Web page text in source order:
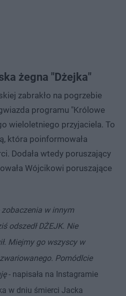
żegna "Dżejka"
zabrakło na pogrzebie
programu "Królowe
wieloletniego przyjaciela. To
która poinformowała
Dodała wtedy poruszający
Wójcikowi poruszające
zobaczenia w innym
odszedł DŻEJK. Nie
Miejmy go wszyscy w
Pomódlcie
- napisała na Instagramie
w dniu śmierci Jacka